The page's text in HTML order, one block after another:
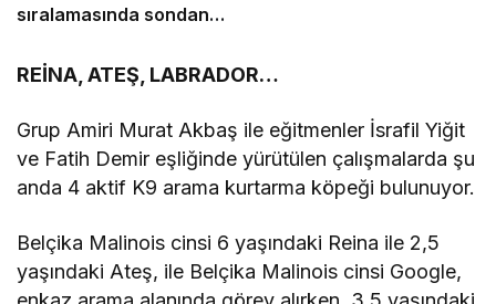
sıralamasında sondan
REİNA, ATEŞ, LABRADOR…
Grup Amiri Murat Akbaş ile eğitmenler İsrafil Yiğit
ve Fatih Demir eşliğinde yürütülen çalışmalarda şu
anda 4 aktif K9 arama kurtarma köpeği bulunuyor.
Belçika Malinois cinsi 6 yaşındaki Reina ile 2,5
yaşındaki Ateş, ile Belçika Malinois cinsi Google,